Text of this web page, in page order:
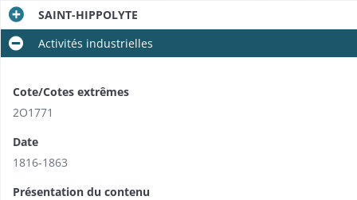
SAINT-HIPPOLYTE
Activités industrielles
Cote/Cotes extrêmes
2O1771
Date
1816-1863
Présentation du contenu